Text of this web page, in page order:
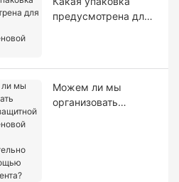
предусмотрена для
Можем ли мы
организовать